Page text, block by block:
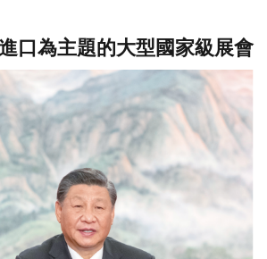
口為主題的大型國家級展會